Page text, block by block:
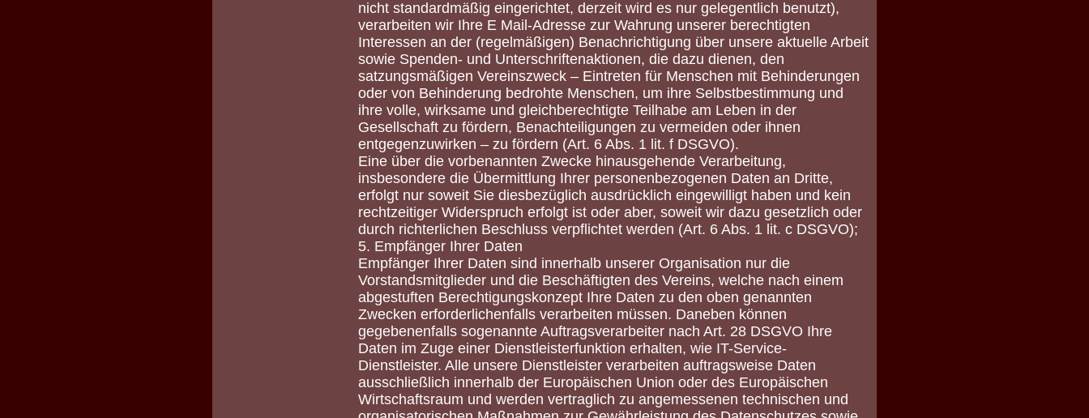
nicht standardmäßig eingerichtet, derzeit wird es nur gelegentlich benutzt),
verarbeiten wir Ihre E Mail-Adresse zur Wahrung unserer berechtigten
Interessen an der (regelmäßigen) Benachrichtigung über unsere aktuelle Arbeit
sowie Spenden- und Unterschriftenaktionen, die dazu dienen, den
satzungsmäßigen Vereinszweck – Eintreten für Menschen mit Behinderungen
oder von Behinderung bedrohte Menschen, um ihre Selbstbestimmung und
ihre volle, wirksame und gleichberechtigte Teilhabe am Leben in der
Gesellschaft zu fördern, Benachteiligungen zu vermeiden oder ihnen
entgegenzuwirken – zu fördern (Art. 6 Abs. 1 lit. f DSGVO).
Eine über die vorbenannten Zwecke hinausgehende Verarbeitung,
insbesondere die Übermittlung Ihrer personenbezogenen Daten an Dritte,
erfolgt nur soweit Sie diesbezüglich ausdrücklich eingewilligt haben und kein
rechtzeitiger Widerspruch erfolgt ist oder aber, soweit wir dazu gesetzlich oder
durch richterlichen Beschluss verpflichtet werden (Art. 6 Abs. 1 lit. c DSGVO);
5. Empfänger Ihrer Daten
Empfänger Ihrer Daten sind innerhalb unserer Organisation nur die
Vorstandsmitglieder und die Beschäftigten des Vereins, welche nach einem
abgestuften Berechtigungskonzept Ihre Daten zu den oben genannten
Zwecken erforderlichenfalls verarbeiten müssen. Daneben können
gegebenenfalls sogenannte Auftragsverarbeiter nach Art. 28 DSGVO Ihre
Daten im Zuge einer Dienstleisterfunktion erhalten, wie IT-Service-
Dienstleister. Alle unsere Dienstleister verarbeiten auftragsweise Daten
ausschließlich innerhalb der Europäischen Union oder des Europäischen
Wirtschaftsraum und werden vertraglich zu angemessenen technischen und